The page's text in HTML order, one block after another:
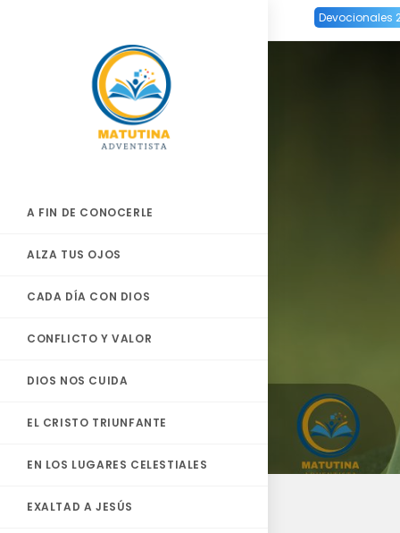
Devocionales
A FIN DE CONOCERLE
ALZA TUS OJOS
CADA DÍA CON DIOS
CONFLICTO Y VALOR
DIOS NOS CUIDA
EL CRISTO TRIUNFANTE
EN LOS LUGARES CELESTIALES
EXALTAD A JESÚS